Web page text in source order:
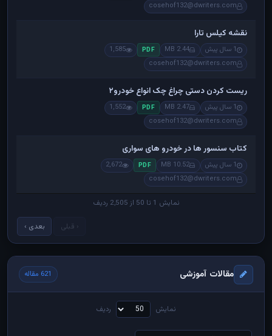
cosehof132@dwriters.com
نقشه کیلس تارا
1 سال پیش 2.44 MB
PDF
1,585
cosehof132@dwriters.com
ریست کردن دستی چراغ چک انواع خودرو۲
1 سال پیش 2.47 MB
PDF
1,552
cosehof132@dwriters.com
کتاب سنسور ها در خودرو های سواری
1 سال پیش 10.52 MB
PDF
2,672
cosehof132@dwriters.com
نمایش 1 تا 50 از 2,505 ردیف
‹ قبلی بعدی ›
مقالات آموزشی 621 مقاله
نمایش ردیف